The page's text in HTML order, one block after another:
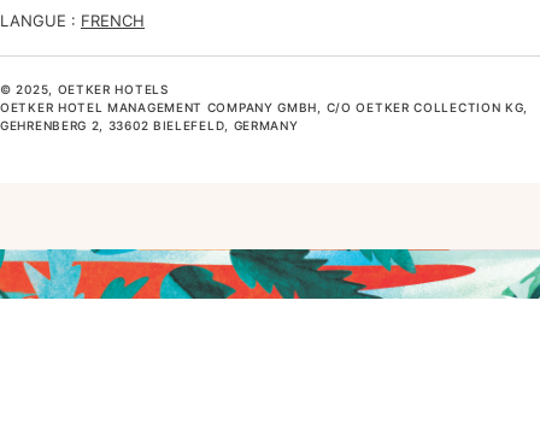
LANGUE : FRENCH
© 2025, OETKER HOTELS
OETKER HOTEL MANAGEMENT COMPANY GMBH, C/O OETKER COLLECTION KG,
GEHRENBERG 2, 33602 BIELEFELD, GERMANY